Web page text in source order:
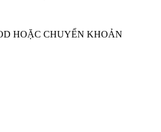
HOẶC CHUYỂN KHOẢN